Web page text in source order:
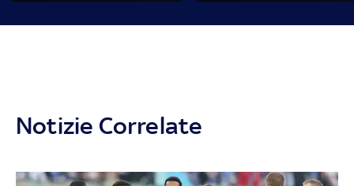
Notizie Correlate